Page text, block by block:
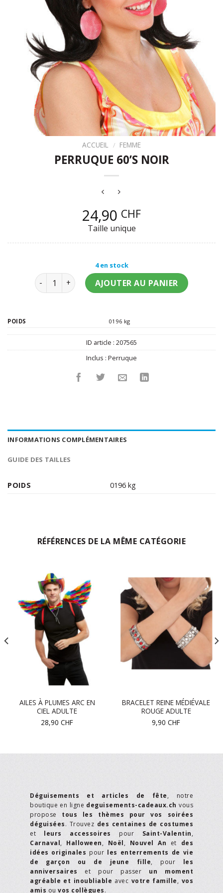
ACCUEIL / FEMME
PERRUQUE 60’S NOIR
24,90 CHF
Taille unique
4 en stock
quantité de Perruque 60's noir
AJOUTER AU PANIER
POIDS 0196 kg
ID article : 207565
Inclus : Perruque
INFORMATIONS COMPLÉMENTAIRES
GUIDE DES TAILLES
POIDS 0196 kg
RÉFÉRENCES DE LA MÊME CATÉGORIE
AILES À PLUMES ARC EN
CIEL ADULTE
28,90 CHF
BRACELET REINE MÉDIÉVALE
ROUGE ADULTE
9,90 CHF
Déguisements et articles de fête, notre
boutique en ligne deguisements-cadeaux.ch vous
propose tous les thèmes pour vos soirées
déguisées. Trouvez des centaines de costumes
et leurs accessoires pour Saint-Valentin,
Carnaval, Halloween, Noël, Nouvel An et des
idées originales pour les enterrements de vie
de garçon ou de jeune fille, pour les
anniversaires et pour passer un moment
agréable et inoubliable avec votre famille, vos
amis ou vos collègues.